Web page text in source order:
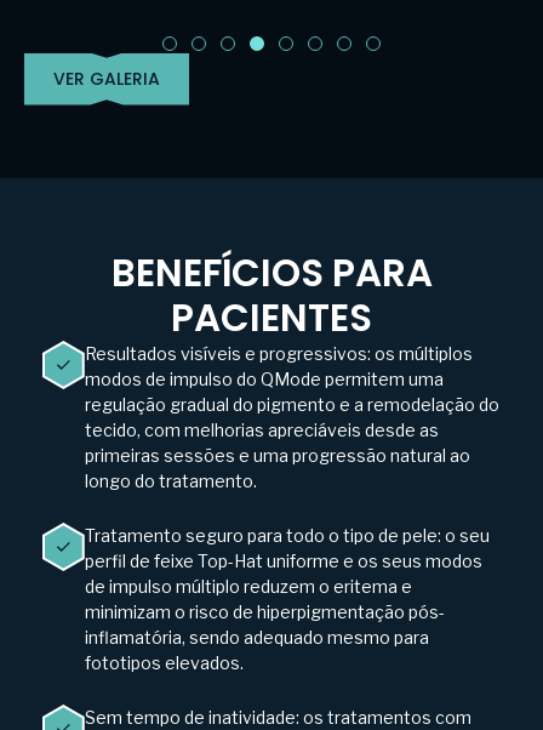
VER GALERIA
BENEFÍCIOS PARA
PACIENTES
Resultados visíveis e progressivos: os múltiplos
modos de impulso do QMode permitem uma
regulação gradual do pigmento e a remodelação do
tecido, com melhorias apreciáveis desde as
primeiras sessões e uma progressão natural ao
longo do tratamento.
Tratamento seguro para todo o tipo de pele: o seu
perfil de feixe Top-Hat uniforme e os seus modos
de impulso múltiplo reduzem o eritema e
minimizam o risco de hiperpigmentação pós-
inflamatória, sendo adequado mesmo para
fototipos elevados.
Sem tempo de inatividade: os tratamentos com